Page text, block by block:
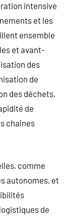
intensive
et les
ensemble
et avant-
des
de
des déchets,
de
chaînes
comme
autonomes, et
de